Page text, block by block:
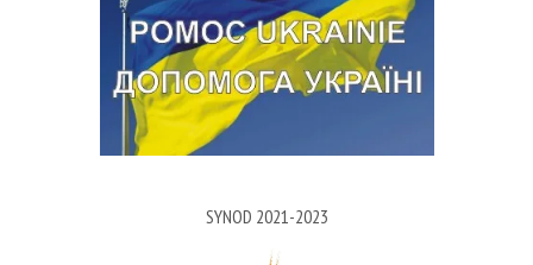
SYNOD 2021-2023